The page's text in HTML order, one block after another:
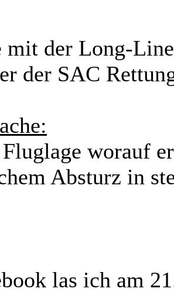
mit der Long-
der SAC
worauf
Absturz in
las ich am